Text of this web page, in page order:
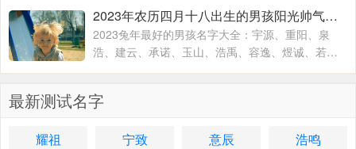
着不一样的寓意，一个名字究竟取的好不好
2023年农历四月十八出生的男孩阳光帅气的名字 2023兔年最好的男孩名字大全
2023兔年最好的男孩名字大全：宇源、重阳、泉
浩、建云、承诺、玉山、浩禹、容逸、煜诚、若
天、融凯、溢涵、德权、书远、沐霜、登峰、洪
最新测试名字
耀祖 宁致 意辰
浩鸣